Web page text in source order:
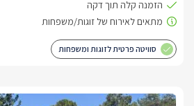
סוויטה פרטית לזוגות ומשפחות